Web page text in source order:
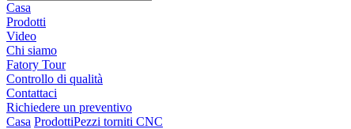
Casa
Prodotti
Video
Chi siamo
Fatory Tour
Controllo di qualità
Contattaci
Richiedere un preventivo
Casa ProdottiPezzi torniti CNC